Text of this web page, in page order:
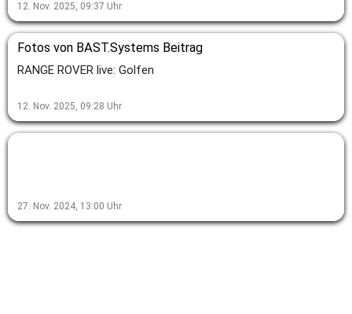
12. Nov. 2025, 09:37 Uhr
Fotos von BAST.Systems Beitrag
RANGE ROVER live: Golfen
12. Nov. 2025, 09:28 Uhr
27. Nov. 2024, 13:00 Uhr